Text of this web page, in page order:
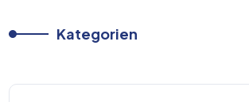
Kategorien